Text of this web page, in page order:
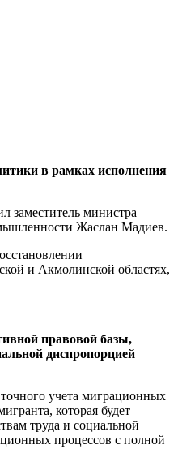
в рамках исполнения
заместитель министра
Жаслан Мадиев.
и Акмолинской областях,
правовой базы,
диспропорцией
учета миграционных
которая будет
труда и социальной
процессов с полной